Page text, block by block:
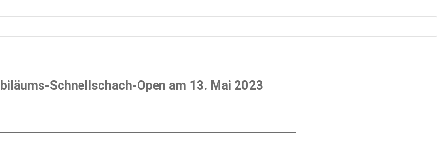
Schnellschach-Open am 13. Mai 2023